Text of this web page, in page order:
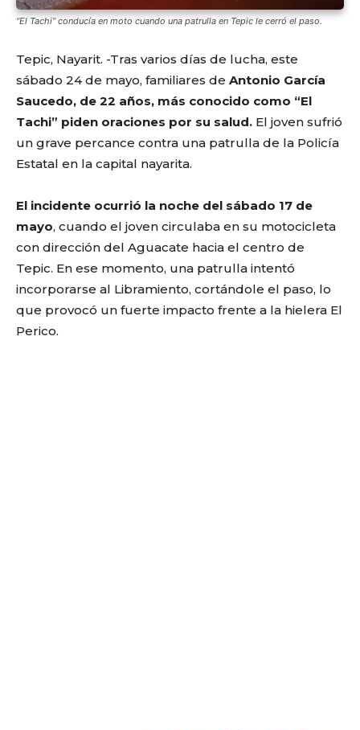
“El Tachi” conducía en moto cuando una patrulla en Tepic le cerró el paso.
Tepic, Nayarit. -Tras varios días de lucha, este
sábado 24 de mayo, familiares de Antonio García
Saucedo, de 22 años, más conocido como “El
Tachi” piden oraciones por su salud. El joven sufrió
un grave percance contra una patrulla de la Policía
Estatal en la capital nayarita.
El incidente ocurrió la noche del sábado 17 de
mayo, cuando el joven circulaba en su motocicleta
con dirección del Aguacate hacia el centro de
Tepic. En ese momento, una patrulla intentó
incorporarse al Libramiento, cortándole el paso, lo
que provocó un fuerte impacto frente a la hielera El
Perico.